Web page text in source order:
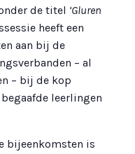
de titel ‘Gluren
heeft een
aan bij de
– al
– bij de kop
leerlingen
bijeenkomsten is